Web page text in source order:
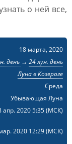
о ней все,
18 марта, 2020
день → 24 лун. день
Луна в Козероге
Среда
Убывающая Луна
апр. 2020 5:35(МСК)
2020 12:29(МСК)